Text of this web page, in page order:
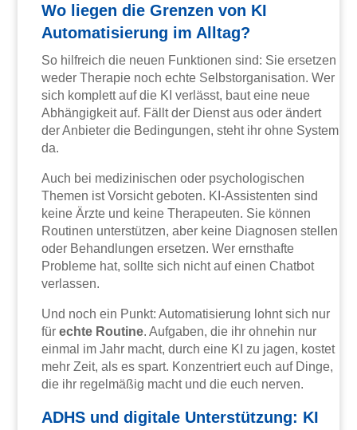
Wo liegen die Grenzen von KI
Automatisierung im Alltag?
So hilfreich die neuen Funktionen sind: Sie ersetzen
weder Therapie noch echte Selbstorganisation. Wer
sich komplett auf die KI verlässt, baut eine neue
Abhängigkeit auf. Fällt der Dienst aus oder ändert
der Anbieter die Bedingungen, steht ihr ohne System
da.
Auch bei medizinischen oder psychologischen
Themen ist Vorsicht geboten. KI-Assistenten sind
keine Ärzte und keine Therapeuten. Sie können
Routinen unterstützen, aber keine Diagnosen stellen
oder Behandlungen ersetzen. Wer ernsthafte
Probleme hat, sollte sich nicht auf einen Chatbot
verlassen.
Und noch ein Punkt: Automatisierung lohnt sich nur
fürechte Routine. Aufgaben, die ihr ohnehin nur
einmal im Jahr macht, durch eine KI zu jagen, kostet
mehr Zeit, als es spart. Konzentriert euch auf Dinge,
die ihr regelmäßig macht und die euch nerven.
ADHS und digitale Unterstützung: KI